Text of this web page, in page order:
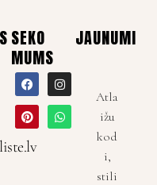
SEKO
MUMS
JAUNUMI
Atla
ižu
kod
i,
stili